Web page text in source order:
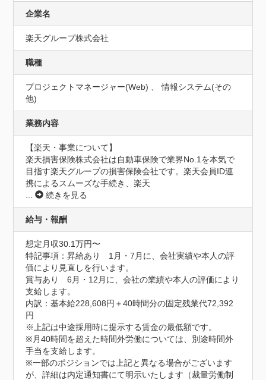
企業名
楽天グループ株式会社
職種
プロジェクトマネージャー(Web) 、 情報システム(その
他)
業務内容
【楽天・事業について】
楽天損害保険株式会社は自動車保険で業界No.1を本気で
目指す楽天グループの損害保険会社です。楽天会員ID連
携によるスムーズな手続き、楽天
...
続きを見る
給与・報酬
想定月収30.1万円〜
特記事項：昇給あり　1月・7月に、会社実績や本人の評
価により見直しを行います。
賞与あり　6月・12月に、会社の業績や本人の評価により
支給します。
内訳：基本給228,608円＋40時間分の固定残業代72,392
円
※上記は中途採用時に提示する賃金の最低額です。
※月40時間を超えた時間外労働については、別途時間外
手当を支給します。
※一部のポジションでは上記と異なる場合がございます
が、詳細は内定通知書にて明示いたします（裁量労働制